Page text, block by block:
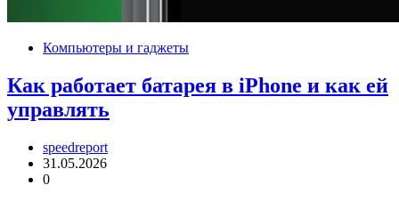
Компьютеры и гаджеты
Как работает батарея в iPhone и как ей
управлять
speedreport
31.05.2026
0